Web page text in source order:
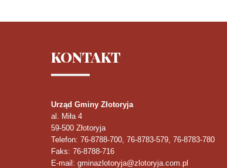
KONTAKT
Urząd Gminy Złotoryja
al. Miła 4
59-500 Złotoryja
Telefon: 76-8788-700, 76-8783-579, 76-8783-780
Faks: 76-8788-716
E-mail: gminazlotoryja@zlotoryja.com.pl